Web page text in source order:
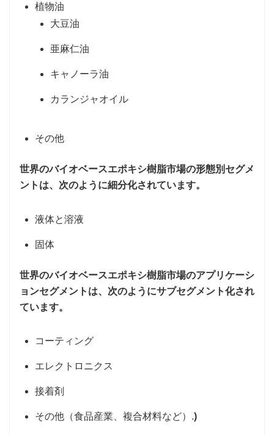
植物油
大豆油
亜麻仁油
キャノーラ油
カランジャオイル
その他
世界のバイオベースエポキシ樹脂市場の形態別セグメ
ントは、次のように細分化されています。
液体と溶液
固体
世界のバイオベースエポキシ樹脂市場のアプリケーシ
ョンセグメントは、次のようにサブセグメント化され
ています。
コーティング
エレクトロニクス
接着剤
その他（食品産業、複合材料など）.)